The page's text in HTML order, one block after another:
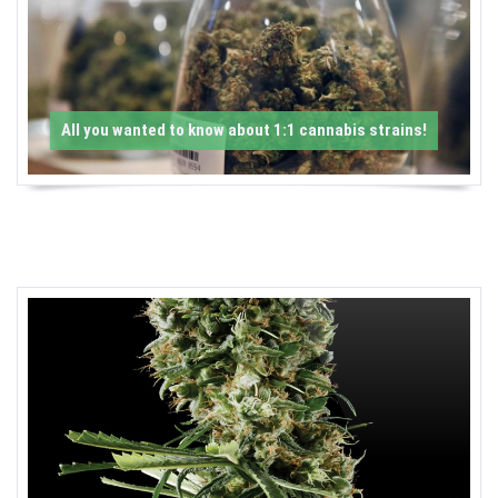
C
a
n
n
b
All you wanted to know about 1:1 cannabis strains!